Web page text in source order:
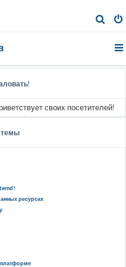
о
своих посетителей!
ресурсах
платформе